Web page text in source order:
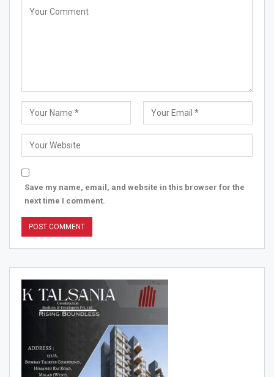
Save my name, email, and website in this browser for the
next time I comment.